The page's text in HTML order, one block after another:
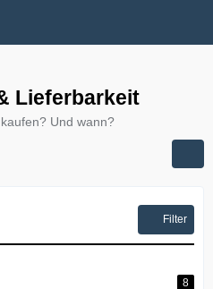
Lieferbarkeit
Und wann?
Filter
8